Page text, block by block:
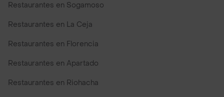
Restaurantes en Sogamoso
Restaurantes en La Ceja
Restaurantes en Florencia
Restaurantes en Apartado
Restaurantes en Riohacha